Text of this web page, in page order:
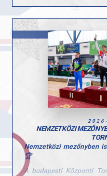
emelkedett ki, aki több
Egyéni eredmények:
• Tomcsányi Benedek,
• Tomcsányi Benedek, talaj,
• Molnár Botond, ugrás, 3.
• Kiss Marcell, nyújtó, 3.
A hétvége jól mutatta a
stabil formáját a hazai
mind az edzőik esetében!
NEMZETKÖZI
Nemzetközi mezőnyben
🏆
A budapesti Központi